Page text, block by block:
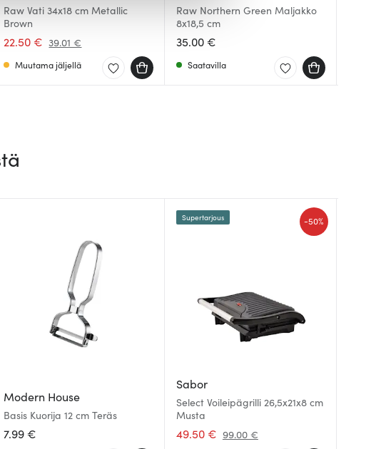
näitä tietoja muihin tietoihin, joita
Raw Vati 34x18 cm Metallic
Brown
22.50 € 39.01 €
Muutama jäljellä
Raw Northern Green Maljakko
8x18,5 cm
35.00 €
Saatavilla
Modern House
Basis Kuorija 12 cm Teräs
7.99 €
Sabor
Select Voileipägrilli 26,5x21x8 cm
Musta
49.50 € 99.00 €
-50%
Supertarjous